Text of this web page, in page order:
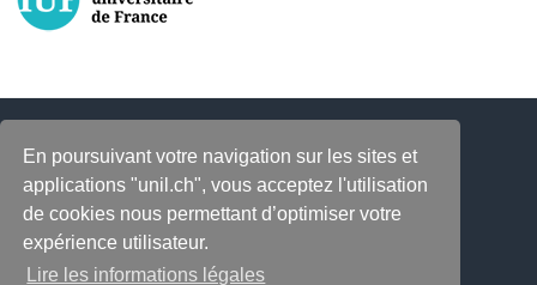
En poursuivant votre navigation sur les sites et
applications "unil.ch", vous acceptez l'utilisation
de cookies nous permettant d’optimiser votre
expérience utilisateur.
Lire les informations légales